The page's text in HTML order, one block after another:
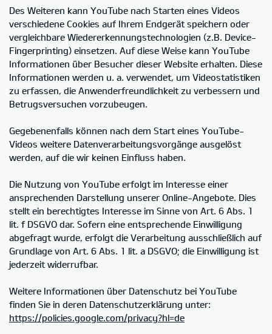
Des Weiteren kann YouTube nach Starten eines Videos
verschiedene Cookies auf Ihrem Endgerät speichern oder
vergleichbare Wiedererkennungstechnologien (z.B. Device-
Fingerprinting) einsetzen. Auf diese Weise kann YouTube
Informationen über Besucher dieser Website erhalten. Diese
Informationen werden u. a. verwendet, um Videostatistiken
zu erfassen, die Anwenderfreundlichkeit zu verbessern und
Betrugsversuchen vorzubeugen.
Gegebenenfalls können nach dem Start eines YouTube-
Videos weitere Datenverarbeitungsvorgänge ausgelöst
werden, auf die wir keinen Einfluss haben.
Die Nutzung von YouTube erfolgt im Interesse einer
ansprechenden Darstellung unserer Online-Angebote. Dies
stellt ein berechtigtes Interesse im Sinne von Art. 6 Abs. 1
lit. f DSGVO dar. Sofern eine entsprechende Einwilligung
abgefragt wurde, erfolgt die Verarbeitung ausschließlich auf
Grundlage von Art. 6 Abs. 1 lit. a DSGVO; die Einwilligung ist
jederzeit widerrufbar.
Weitere Informationen über Datenschutz bei YouTube
finden Sie in deren Datenschutzerklärung unter:
https://policies.google.com/privacy?hl=de